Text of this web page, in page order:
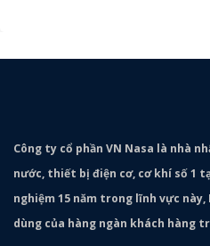
Công ty cổ phần VN Nasa là nhà
nước, thiết bị điện cơ, cơ khí số 1
nghiệm 15 năm trong lĩnh vực
dùng của hàng ngàn khách hàng